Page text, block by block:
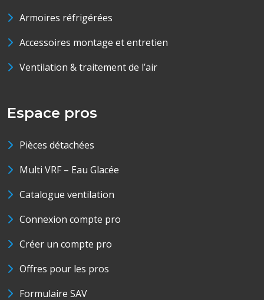
Armoires réfrigérées
Accessoires montage et entretien
Ventilation & traitement de l’air
Espace pros
Pièces détachées
Multi VRF – Eau Glacée
Catalogue ventilation
Connexion compte pro
Créer un compte pro
Offres pour les pros
Formulaire SAV